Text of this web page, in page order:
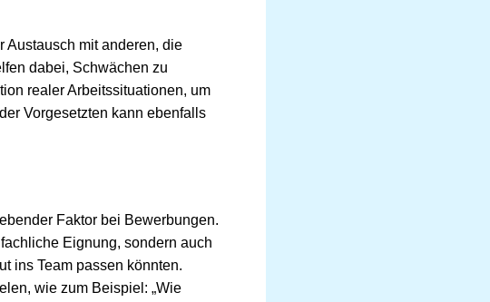
Austausch mit anderen, die
dabei, Schwächen zu
realer Arbeitssituationen, um
Vorgesetzten kann ebenfalls
Faktor bei Bewerbungen.
Eignung, sondern auch
ins Team passen könnten.
wie zum Beispiel: „Wie